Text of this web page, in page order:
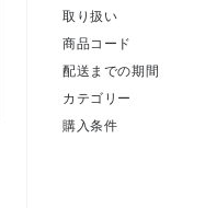
取り扱い
商品コード
配送までの期間
カテゴリー
購入条件